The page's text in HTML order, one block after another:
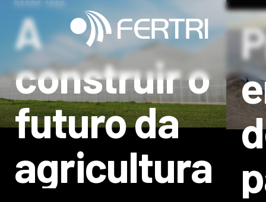
DESDE 1968
A
construir o
futuro da
agricultura